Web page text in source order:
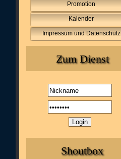
Promotion
Kalender
Impressum und Datenschutz
Zum Dienst
Shoutbox